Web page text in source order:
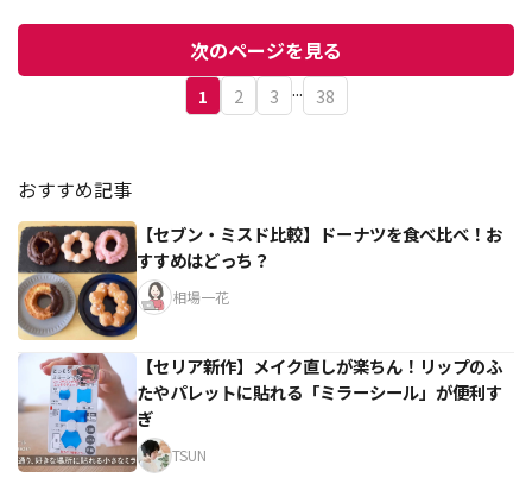
次のページを見る
1 2 3 ... 38
おすすめ記事
【セブン・ミスド比較】ドーナツを食べ比べ！お
すすめはどっち？
相場一花
【セリア新作】メイク直しが楽ちん！リップのふ
たやパレットに貼れる「ミラーシール」が便利す
ぎ
TSUN